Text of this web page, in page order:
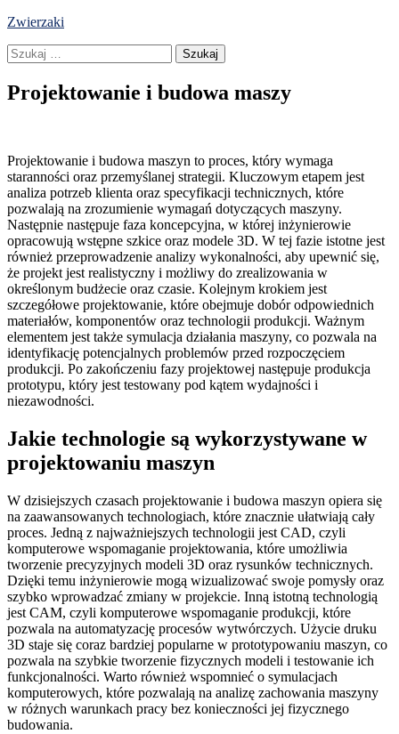
Skip
content
Zwierzaki
Szukaj:
Projektowanie i budowa maszy
Projektowanie i budowa maszyn to proces, który wymaga
staranności oraz przemyślanej strategii. Kluczowym etapem jest
analiza potrzeb klienta oraz specyfikacji technicznych, które
pozwalają na zrozumienie wymagań dotyczących maszyny.
Następnie następuje faza koncepcyjna, w której inżynierowie
opracowują wstępne szkice oraz modele 3D. W tej fazie istotne jest
również przeprowadzenie analizy wykonalności, aby upewnić się,
że projekt jest realistyczny i możliwy do zrealizowania w
określonym budżecie oraz czasie. Kolejnym krokiem jest
szczegółowe projektowanie, które obejmuje dobór odpowiednich
materiałów, komponentów oraz technologii produkcji. Ważnym
elementem jest także symulacja działania maszyny, co pozwala na
identyfikację potencjalnych problemów przed rozpoczęciem
produkcji. Po zakończeniu fazy projektowej następuje produkcja
prototypu, który jest testowany pod kątem wydajności i
niezawodności.
Jakie technologie są wykorzystywane w
projektowaniu maszyn
W dzisiejszych czasach projektowanie i budowa maszyn opiera się
na zaawansowanych technologiach, które znacznie ułatwiają cały
proces. Jedną z najważniejszych technologii jest CAD, czyli
komputerowe wspomaganie projektowania, które umożliwia
tworzenie precyzyjnych modeli 3D oraz rysunków technicznych.
Dzięki temu inżynierowie mogą wizualizować swoje pomysły oraz
szybko wprowadzać zmiany w projekcie. Inną istotną technologią
jest CAM, czyli komputerowe wspomaganie produkcji, które
pozwala na automatyzację procesów wytwórczych. Użycie druku
3D staje się coraz bardziej popularne w prototypowaniu maszyn, co
pozwala na szybkie tworzenie fizycznych modeli i testowanie ich
funkcjonalności. Warto również wspomnieć o symulacjach
komputerowych, które pozwalają na analizę zachowania maszyny
w różnych warunkach pracy bez konieczności jej fizycznego
budowania.